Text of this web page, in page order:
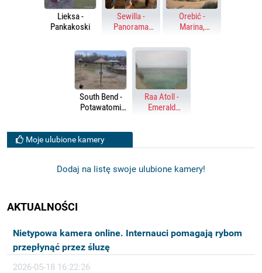
Lieksa -
Pankakoski
Sewilla -
Panorama
Orebić -
Marina,
promowa
South Bend -
Potawatomi
Raa Atoll -
Emerald
Moje ulubione kamery
Dodaj na listę swoje ulubione kamery!
AKTUALNOŚCI
Nietypowa kamera online. Internauci pomagają rybom
przepłynąć przez śluzę
2026-05-18 16:22:26